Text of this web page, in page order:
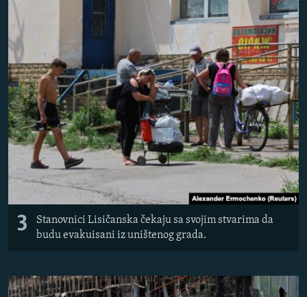
3
Stanovnici Lisičanska čekaju sa svojim stvarima da
budu evakuisani iz uništenog grada.